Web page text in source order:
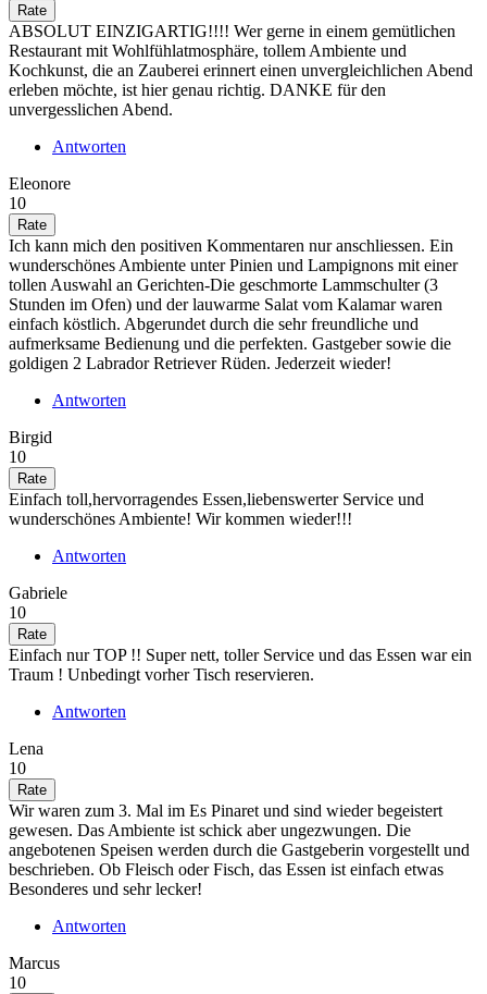
ABSOLUT EINZIGARTIG!!!! Wer gerne in einem gemütlichen
Restaurant mit Wohlfühlatmosphäre, tollem Ambiente und
Kochkunst, die an Zauberei erinnert einen unvergleichlichen Abend
erleben möchte, ist hier genau richtig. DANKE für den
unvergesslichen Abend.
Antworten
Eleonore
10
Ich kann mich den positiven Kommentaren nur anschliessen. Ein
wunderschönes Ambiente unter Pinien und Lampignons mit einer
tollen Auswahl an Gerichten-Die geschmorte Lammschulter (3
Stunden im Ofen) und der lauwarme Salat vom Kalamar waren
einfach köstlich. Abgerundet durch die sehr freundliche und
aufmerksame Bedienung und die perfekten. Gastgeber sowie die
goldigen 2 Labrador Retriever Rüden. Jederzeit wieder!
Antworten
Birgid
10
Einfach toll,hervorragendes Essen,liebenswerter Service und
wunderschönes Ambiente! Wir kommen wieder!!!
Antworten
Gabriele
10
Einfach nur TOP !! Super nett, toller Service und das Essen war ein
Traum ! Unbedingt vorher Tisch reservieren.
Antworten
Lena
10
Wir waren zum 3. Mal im Es Pinaret und sind wieder begeistert
gewesen. Das Ambiente ist schick aber ungezwungen. Die
angebotenen Speisen werden durch die Gastgeberin vorgestellt und
beschrieben. Ob Fleisch oder Fisch, das Essen ist einfach etwas
Besonderes und sehr lecker!
Antworten
Marcus
10